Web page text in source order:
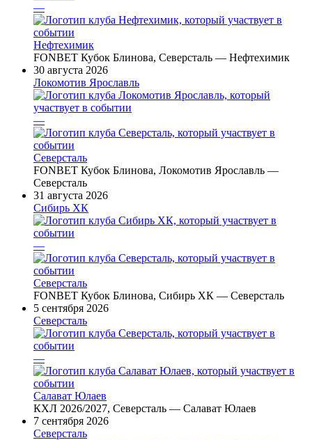
—
Нефтехимик
FONBET Кубок Блинова, Северсталь — Нефтехимик
30 августа 2026
Локомотив Ярославль
—
Северсталь
FONBET Кубок Блинова, Локомотив Ярославль —
Северсталь
31 августа 2026
Сибирь ХК
—
Северсталь
FONBET Кубок Блинова, Сибирь ХК — Северсталь
5 сентября 2026
Северсталь
—
Салават Юлаев
КХЛ 2026/2027, Северсталь — Салават Юлаев
7 сентября 2026
Северсталь